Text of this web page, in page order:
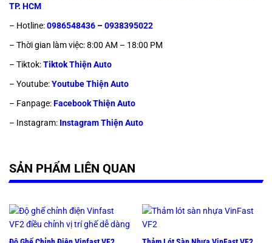
TP. HCM
– Hotline:0986548436 –0938395022
– Thời gian làm việc: 8:00 AM – 18:00 PM
– Tiktok:Tiktok Thiện Auto
– Youtube:Youtube Thiện Auto
– Fanpage:Facebook Thiện Auto
– Instagram: Instagram Thiện Auto
SẢN PHẨM LIÊN QUAN